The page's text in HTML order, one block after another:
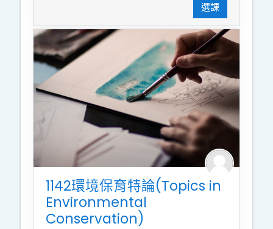
選課
1142環境保育特論(Topics in
Environmental
Conservation)